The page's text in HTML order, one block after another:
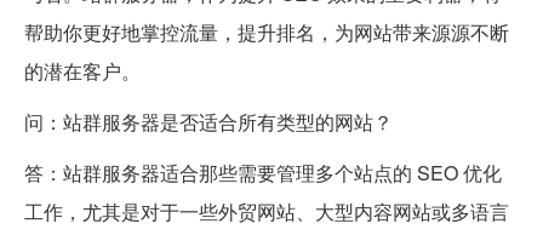
帮助你更好地掌控流量，提升排名，为网站带来源源不断
的潜在客户。
问：站群服务器是否适合所有类型的网站？
答：站群服务器适合那些需要管理多个站点的 SEO 优化
工作，尤其是对于一些外贸网站、大型内容网站或多语言